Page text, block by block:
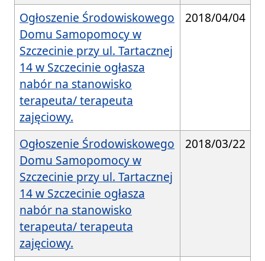
Ogłoszenie Środowiskowego
Domu Samopomocy w
Szczecinie przy ul. Tartacznej
14 w Szczecinie ogłasza
nabór na stanowisko
terapeuta/ terapeuta
zajęciowy.
2018/04/04
Ogłoszenie Środowiskowego
Domu Samopomocy w
Szczecinie przy ul. Tartacznej
14 w Szczecinie ogłasza
nabór na stanowisko
terapeuta/ terapeuta
zajęciowy.
2018/03/22